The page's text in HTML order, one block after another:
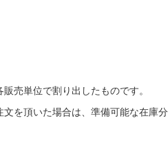
売単位で割り出したものです。
を頂いた場合は、準備可能な在庫分